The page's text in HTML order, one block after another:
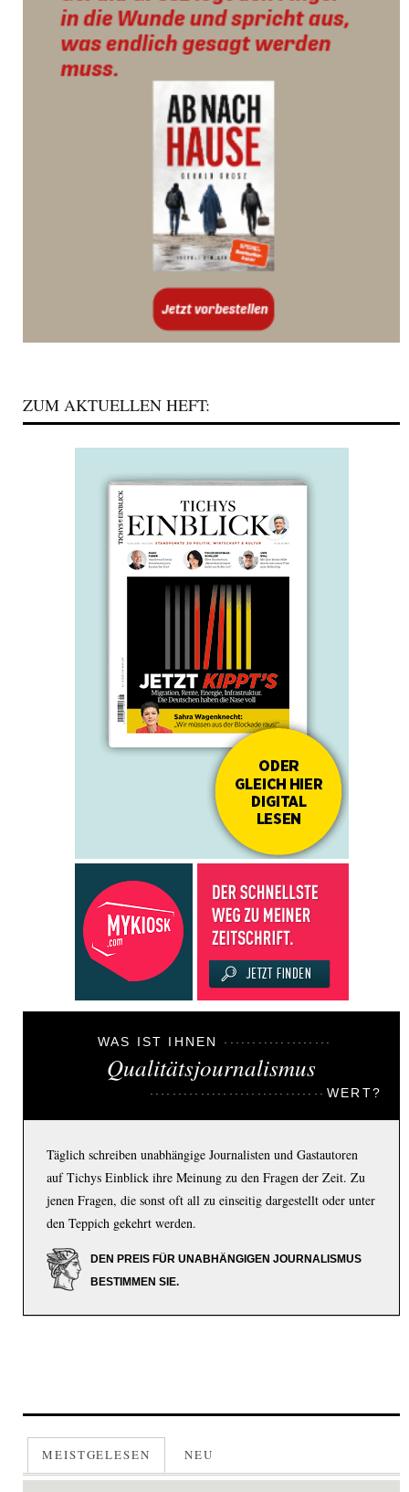
ZUM AKTUELLEN HEFT:
WAS IST IHNEN
Qualitätsjournalismus
WERT?
Täglich schreiben unabhängige Journalisten und Gastautoren
auf Tichys Einblick ihre Meinung zu den Fragen der Zeit. Zu
jenen Fragen, die sonst oft all zu einseitig dargestellt oder unter
den Teppich gekehrt werden.
DEN PREIS FÜR UNABHÄNGIGEN JOURNALISMUS
BESTIMMEN SIE.
MEISTGELESEN NEU